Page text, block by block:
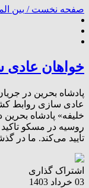
صفحه نخست / بین
خواهان عادی
پادشاه بحرین در
عادی سازی روابط
خلیفه» پادشاه بحرین
روسیه در مسکو تاکید
تأیید می‌کند. ما در
اشتراک گذاری
03 خرداد 1403